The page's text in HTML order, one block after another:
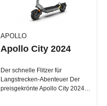
APOLLO
Apollo City 2024
Der schnelle Flitzer für
Langstrecken-Abenteuer Der
preisgekrönte Apollo City 2024